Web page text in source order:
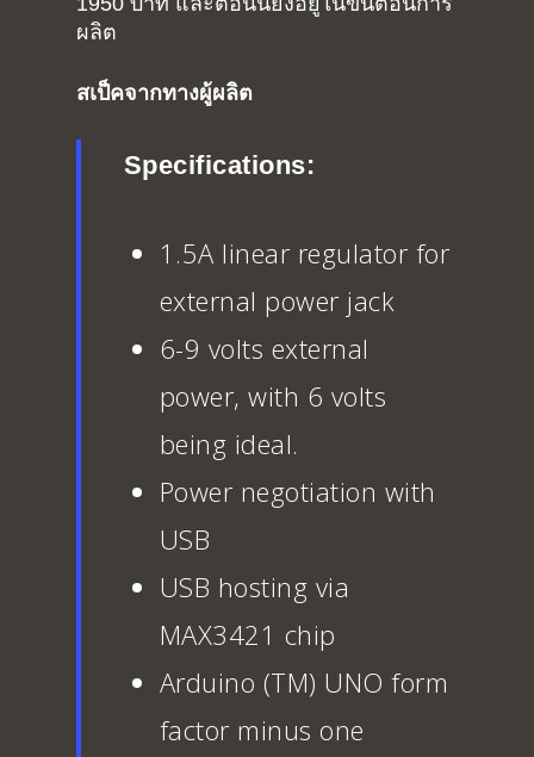
ผลิต
สเป็คจากทางผู้ผลิต
Specifications:
1.5A linear regulator for
external power jack
6-9 volts external
power, with 6 volts
being ideal.
Power negotiation with
USB
USB hosting via
MAX3421 chip
Arduino (TM) UNO form
factor minus one